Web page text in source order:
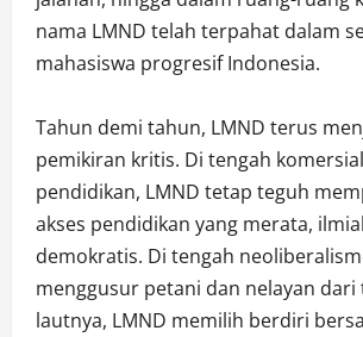
nama LMND telah terpahat dalam
mahasiswa progresif Indonesia.
Tahun demi tahun, LMND terus
pemikiran kritis. Di tengah
pendidikan, LMND tetap teguh
akses pendidikan yang merata,
demokratis. Di tengah
menggusur petani dan nelayan dari
lautnya, LMND memilih berdiri